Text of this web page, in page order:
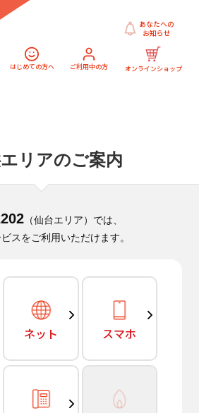
はじめての方へ ご利用中の方 オンラインショップ
あなたへの
お知らせ
リアのご案内
（仙台エリア）では、
スをご利用いただけます。
ネット スマホ